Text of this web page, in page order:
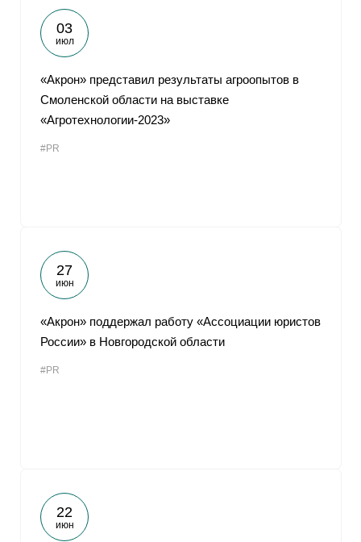
03
июл
«Акрон» представил результаты агроопытов в
Смоленской области на выставке
«Агротехнологии-2023»
#PR
27
июн
«Акрон» поддержал работу «Ассоциации юристов
России» в Новгородской области
#PR
22
июн